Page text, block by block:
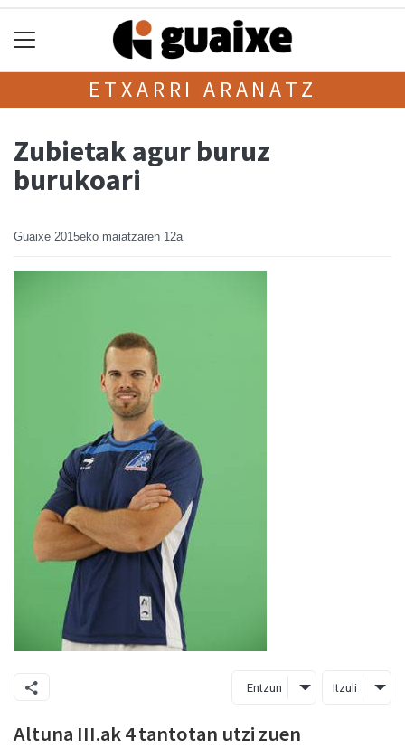
ETXARRI ARANATZ
Zubietak agur buruz
burukoari
Guaixe 2015eko maiatzaren 12a
Entzun Itzuli
Altuna III.ak 4 tantotan utzi zuen